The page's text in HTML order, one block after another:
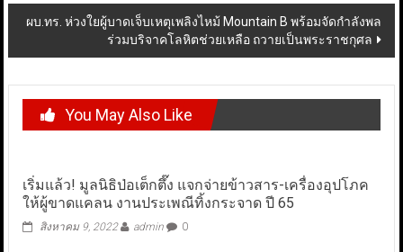
ผบ.ทร. ห่วงใยผู้บาดเจ็บเหตุเพลิงไหม้ Mountain B พร้อมจัดกำลังพล
ร่วมบริจาคโลหิตช่วยเหลือ ถวายเป็นพระราชกุศล
You May Also Like
เริ่มแล้ว! มูลนิธิป่อเต็กตึ๊ง แจกจ่ายข้าวสาร-เครื่องอุปโภค
ให้ผู้ขาดแคลน งานประเพณีทิ้งกระจาด ปี 65
สิงหาคม 9, 2022 admin 0